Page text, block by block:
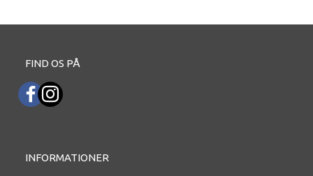
FIND OS PÅ
INFORMATIONER